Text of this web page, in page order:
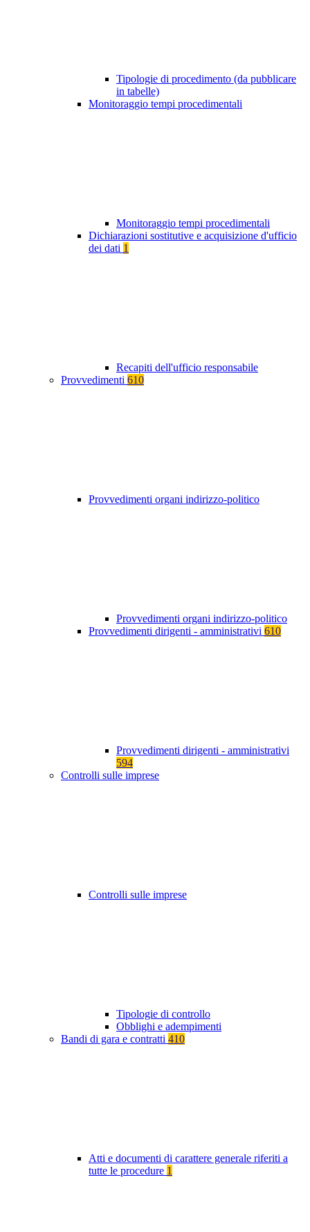
Tipologie di procedimento (da pubblicare
in tabelle)
Monitoraggio tempi procedimentali
Monitoraggio tempi procedimentali
Dichiarazioni sostitutive e acquisizione d'ufficio
dei dati 1
Recapiti dell'ufficio responsabile
Provvedimenti 610
Provvedimenti organi indirizzo-politico
Provvedimenti organi indirizzo-politico
Provvedimenti dirigenti - amministrativi 610
Provvedimenti dirigenti - amministrativi
594
Controlli sulle imprese
Controlli sulle imprese
Tipologie di controllo
Obblighi e adempimenti
Bandi di gara e contratti 410
Atti e documenti di carattere generale riferiti a
tutte le procedure 1